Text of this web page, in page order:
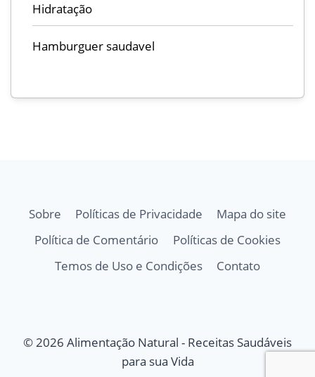
Hidratação
Hamburguer saudavel
Sobre Políticas de Privacidade
Mapa do site
Política de Comentário
Políticas de Cookies
Temos de Uso e Condições
Contato
© 2026 Alimentação Natural - Receitas Saudáveis
para sua Vida